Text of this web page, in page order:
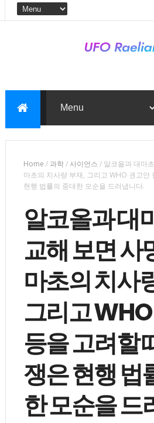
Home / 과학/ 사이언스 / 알코올과 대마
마초의 치사량 부재, 그리고 WHO 권고안
현행 법률의 중대한 모순을 드러냅니다.
알코올과 대
교해 보면 사
마초의 치사
그리고
등을 고려할
쟁은 현행 법
한 모순을 드